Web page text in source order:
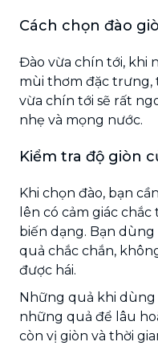
Cách chọn đào
Đào vừa chín tới, khi
mùi thơm đặc trưng,
vừa chín tới sẽ rất
nhẹ và mọng nước.
Kiểm tra độ giòn
Khi chọn đào, bạn
lên có cảm giác
biến dạng. Bạn
quả chắc chắn,
được hái.
Những quả khi
những quả để lâu
còn vị giòn và thời